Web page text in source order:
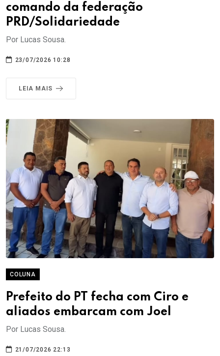
comando da federação
PRD/Solidariedade
Por Lucas Sousa.
23/07/2026 10:28
LEIA MAIS
COLUNA
Prefeito do PT fecha com Ciro e
aliados embarcam com Joel
Por Lucas Sousa.
21/07/2026 22:13